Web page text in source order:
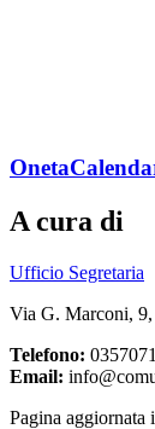
A cura di
Ufficio Segretaria
Via G. Marconi,
Telefono:
Email:
Pagina aggiornata